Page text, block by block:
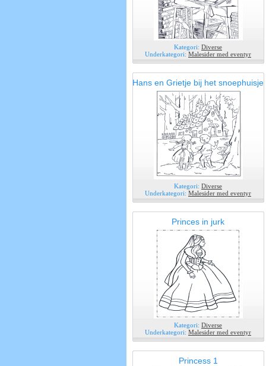
Kategori: Diverse
Underkategori: Malesider med eventyr
Hans en Grietje bij het snoephuisje
Kategori: Diverse
Underkategori: Malesider med eventyr
Princes in jurk
Kategori: Diverse
Underkategori: Malesider med eventyr
Princess 1